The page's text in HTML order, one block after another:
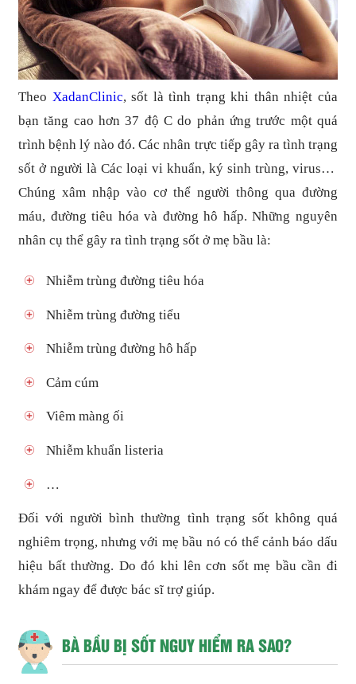
Theo XadanClinic, sốt là tình trạng khi thân nhiệt của
bạn tăng cao hơn 37 độ C do phản ứng trước một quá
trình bệnh lý nào đó. Các nhân trực tiếp gây ra tình trạng
sốt ở người là Các loại vi khuẩn, ký sinh trùng, virus…
Chúng xâm nhập vào cơ thể người thông qua đường
máu, đường tiêu hóa và đường hô hấp. Những nguyên
nhân cụ thể gây ra tình trạng sốt ở mẹ bầu là:
Nhiễm trùng đường tiêu hóa
Nhiễm trùng đường tiểu
Nhiễm trùng đường hô hấp
Cảm cúm
Viêm màng ối
Nhiễm khuẩn listeria
…
Đối với người bình thường tình trạng sốt không quá
nghiêm trọng, nhưng với mẹ bầu nó có thể cảnh báo dấu
hiệu bất thường. Do đó khi lên cơn sốt mẹ bầu cần đi
khám ngay để được bác sĩ trợ giúp.
BÀ BẦU BỊ SỐT NGUY HIỂM RA SAO?